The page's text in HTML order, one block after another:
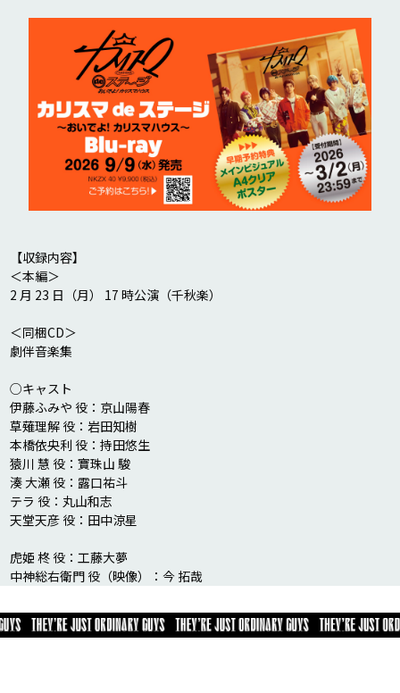
【収録内容】
＜本編＞
2 月 23 日（月） 17 時公演（千秋楽）
＜同梱CD＞
劇伴音楽集
○キャスト
伊藤ふみや 役：京山陽春
草薙理解 役：岩田知樹
本橋依央利 役：持田悠生
猿川 慧 役：寶珠山 駿
湊 大瀬 役：露口祐斗
テラ 役：丸山和志
天堂天彦 役：田中涼星
虎姫 柊 役：工藤大夢
中神総右衛門 役（映像）：今 拓哉